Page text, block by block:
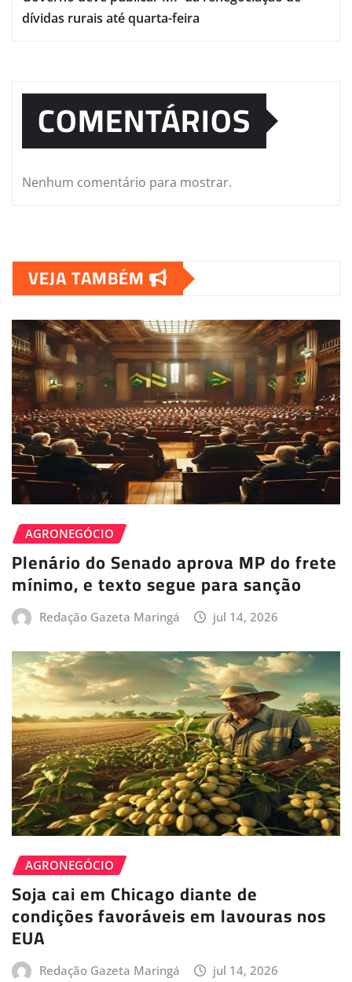
dívidas rurais até quarta-feira
COMENTÁRIOS
Nenhum comentário para mostrar.
VEJA TAMBÉM
AGRONEGÓCIO
Plenário do Senado aprova MP do frete
mínimo, e texto segue para sanção
Redação Gazeta Maringá jul 14, 2026
AGRONEGÓCIO
Soja cai em Chicago diante de
condições favoráveis em lavouras nos
EUA
Redação Gazeta Maringá jul 14, 2026